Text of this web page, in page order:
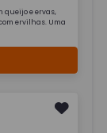
queijo e ervas,
ervilhas. Uma